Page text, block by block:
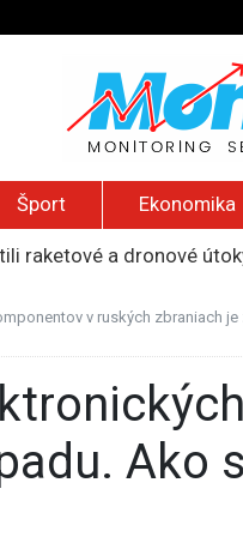
Šport Ekonomika
raketové a dronové
„zhasne celý Perzský
v ruských zbraniach
Ako